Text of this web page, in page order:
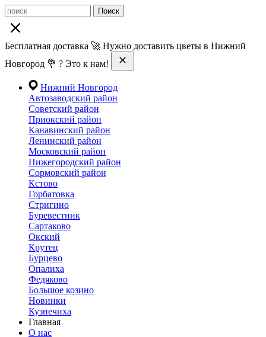
Поиск
Бесплатная доставка 🚀 Нужно доставить цветы в Нижний
Новгород 💐 ? Это к нам!
Нижний Новгород
Автозаводский район
Советский район
Приокский район
Канавинский район
Ленинский район
Московский район
Нижегородский район
Сормовский район
Кстово
Горбатовка
Стригино
Буревестник
Сартаково
Окский
Крутец
Бурцево
Опалиха
Федяково
Большое козино
Новинки
Кузнечиха
Главная
О нас